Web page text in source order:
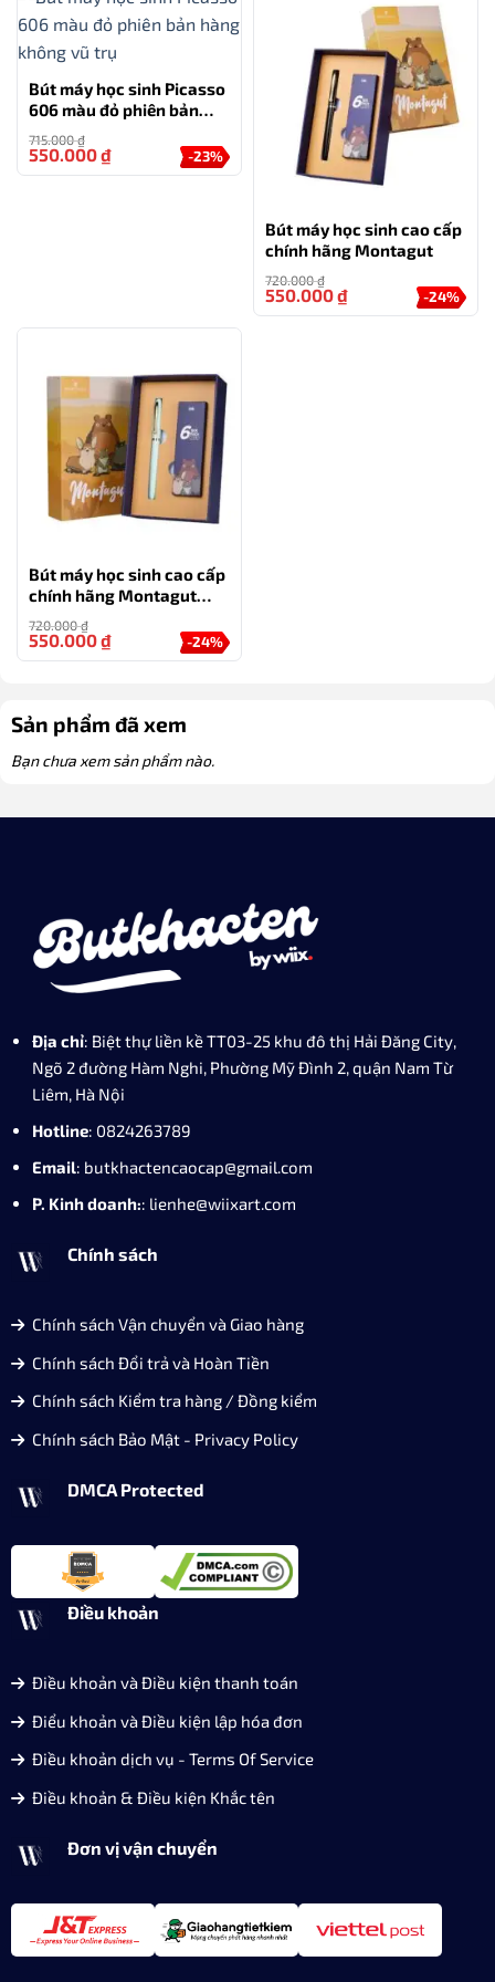
vào nội dung.
TƯ VẤN
0777.222.555
0777.444.666
thông thường, giúp viết mượt mà và dễ dàng kiểm soát
độ dày của nét chữ. Ngòi nhỏ (0.38mm) của bút máy
giúp học sinh viết chữ nhỏ, giúp nâng cao sự chính xác
khi ghi chú và làm bài tập.
Bộ sản phẩm gồm: Bút, 6 ống mực, hộp đựng, túi giấy
của hãng. Khi hết mực dễ dàng thay thế hoặc mua mực
để sử dụng lại. Mẫu bút có chất liệu thân được hoàn
thiện bằng hợp kim cao cấp sơn phủ tĩnh điện đem lại
Việc sử dụng bút máy có thể giúp hỗ trợ sự phát triển
bi.
nhau, phù hợp với nhu cầu và túi tiền của học sinh. Sử
dụng bút máy có thể tạo ra cảm giác giao tiếp cao cấp
hơn, giúp học sinh tự tin và chăm sóc bản thân.
Mẫu bút máy Montagut màu vàng không chỉ là công cụ
Bút máy học sinh Picasso
606 màu đỏ phiên bản
hàng không vũ trụ
715.000₫
-23%
550.000₫
Bút máy học sinh cao cấp
chính hãng Montagut
720.000₫
-24%
550.000₫
Bút máy học sinh cao cấp
chính hãng Montagut
màu xanh
720.000₫
-24%
550.000₫
Sản phẩm đã xem
Bạn chưa xem sản phẩm nào.
Địa chỉ: Biệt thự liền kề TT03-25 khu đô thị Hải Đăng City,
Ngõ 2 đường Hàm Nghi, Phường Mỹ Đình 2, quận Nam Từ
Liêm, Hà Nội
Hotline: 0824263789
Email: butkhactencaocap@gmail.com
P. Kinh doanh:: lienhe@wiixart.com
Chính sách
Chính sách Vận chuyển và Giao hàng
Chính sách Đổi trả và Hoàn Tiền
Chính sách Kiểm tra hàng / Đồng kiểm
Chính sách Bảo Mật - Privacy Policy
DMCA Protected
Điều khoản
Điều khoản và Điều kiện thanh toán
Điểu khoản và Điều kiện lập hóa đơn
Điều khoản dịch vụ - Terms Of Service
Điều khoản & Điều kiện Khắc tên
Đơn vị vận chuyển